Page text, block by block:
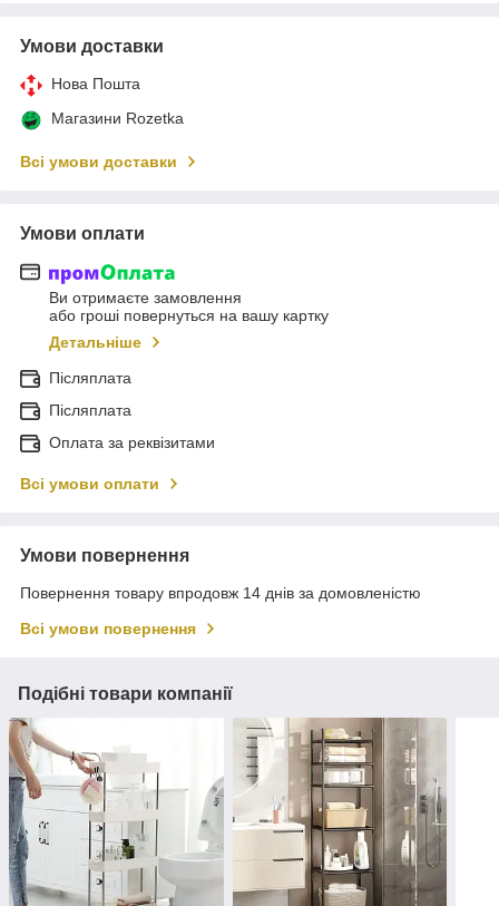
Умови доставки
Нова Пошта
Магазини Rozetka
Всі умови доставки
Умови оплати
Ви отримаєте замовлення
або гроші повернуться на вашу картку
Детальніше
Післяплата
Післяплата
Оплата за реквізитами
Всі умови оплати
Умови повернення
Повернення товару впродовж 14 днів за домовленістю
Всі умови повернення
Подібні товари компанії